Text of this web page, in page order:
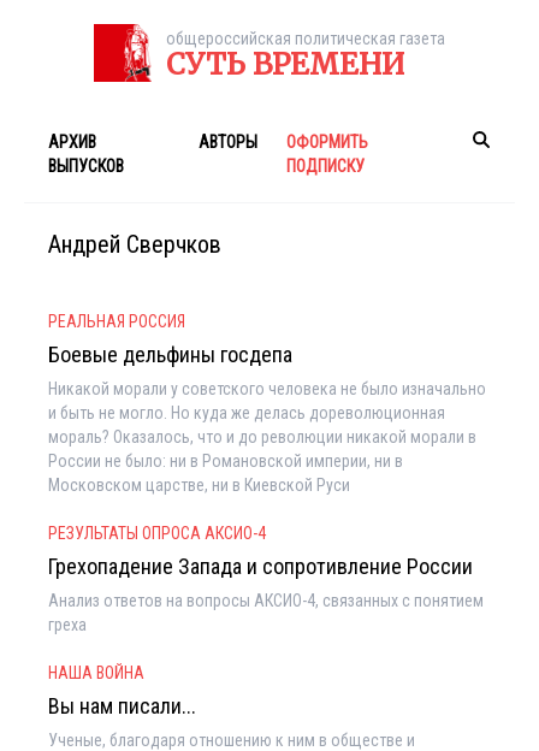
общероссийская политическая газета
СУТЬ ВРЕМЕНИ
АРХИВ
ВЫПУСКОВ
АВТОРЫ
ОФОРМИТЬ
ПОДПИСКУ
Андрей Сверчков
РЕАЛЬНАЯ РОССИЯ
Боевые дельфины госдепа
Никакой морали у советского человека не было изначально
и быть не могло. Но куда же делась дореволюционная
мораль? Оказалось, что и до революции никакой морали в
России не было: ни в Романовской империи, ни в
Московском царстве, ни в Киевской Руси
РЕЗУЛЬТАТЫ ОПРОСА АКСИО-4
Грехопадение Запада и сопротивление России
Анализ ответов на вопросы АКСИО-4, связанных с понятием
греха
НАША ВОЙНА
Вы нам писали...
Ученые, благодаря отношению к ним в обществе и